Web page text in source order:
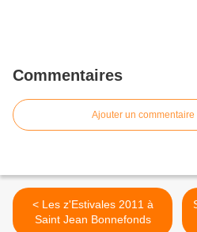
Commentaires
Ajouter un commentaire
< Les z'Estivales 2011 à
Saint Jean Bonnefonds